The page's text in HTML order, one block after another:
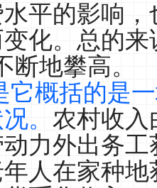
平的影响
化。总的
断地攀高。
它概括的是
。农村收入
力外出务
人在家种